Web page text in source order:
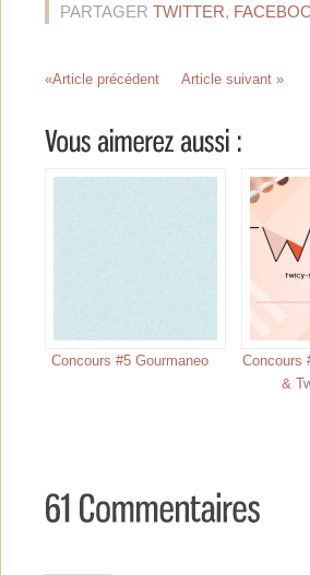
PARTAGER TWITTER,
«Article précédent Article suivant »
Concours #5 Gourmaneo
Concours
&